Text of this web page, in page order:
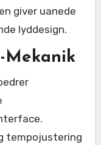
giver uanede
lyddesign.
Mekanik
tempojustering